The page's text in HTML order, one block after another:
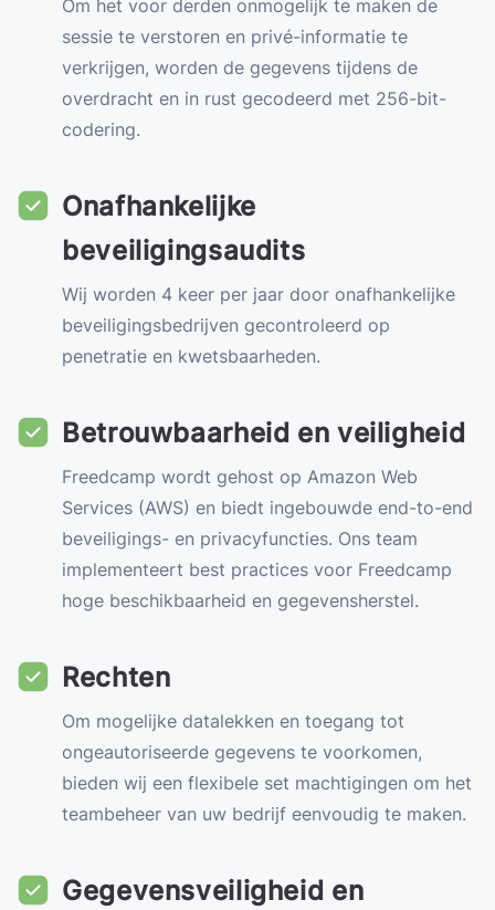
Om het voor derden onmogelijk te maken de
sessie te verstoren en privé-informatie te
verkrijgen, worden de gegevens tijdens de
overdracht en in rust gecodeerd met 256-bit-
codering.
Onafhankelijke
beveiligingsaudits
Wij worden 4 keer per jaar door onafhankelijke
beveiligingsbedrijven gecontroleerd op
penetratie en kwetsbaarheden.
Betrouwbaarheid en veiligheid
Freedcamp wordt gehost op Amazon Web
Services (AWS) en biedt ingebouwde end-to-end
beveiligings- en privacyfuncties. Ons team
implementeert best practices voor Freedcamp
hoge beschikbaarheid en gegevensherstel.
Rechten
Om mogelijke datalekken en toegang tot
ongeautoriseerde gegevens te voorkomen,
bieden wij een flexibele set machtigingen om het
teambeheer van uw bedrijf eenvoudig te maken.
Gegevensveiligheid en